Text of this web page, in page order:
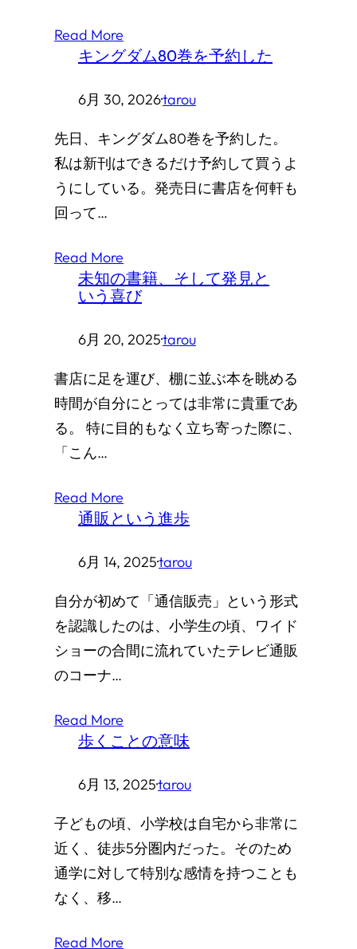
Read More
キングダム80巻を予約した
6月 30, 2026·tarou
先日、キングダム80巻を予約した。
私は新刊はできるだけ予約して買うよ
うにしている。発売日に書店を何軒も
回って…
Read More
未知の書籍、そして発見と
いう喜び
6月 20, 2025·tarou
書店に足を運び、棚に並ぶ本を眺める
時間が自分にとっては非常に貴重であ
る。 特に目的もなく立ち寄った際に、
「こん…
Read More
通販という進歩
6月 14, 2025·tarou
自分が初めて「通信販売」という形式
を認識したのは、小学生の頃、ワイド
ショーの合間に流れていたテレビ通販
のコーナ…
Read More
歩くことの意味
6月 13, 2025·tarou
子どもの頃、小学校は自宅から非常に
近く、徒歩5分圏内だった。そのため
通学に対して特別な感情を持つことも
なく、移…
Read More